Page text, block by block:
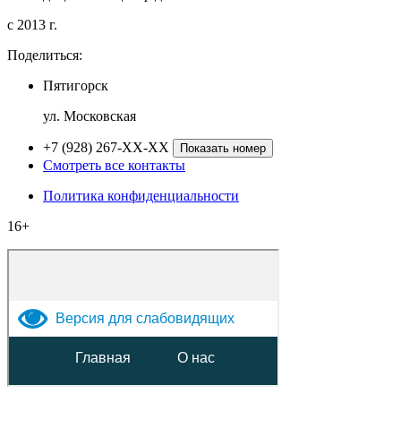
c 2013 г.
Поделиться:
Пятигорск
ул. Московская
+7 (928) 267-XX-XX Показать номер
Смотреть все контакты
Политика конфиденциальности
16+